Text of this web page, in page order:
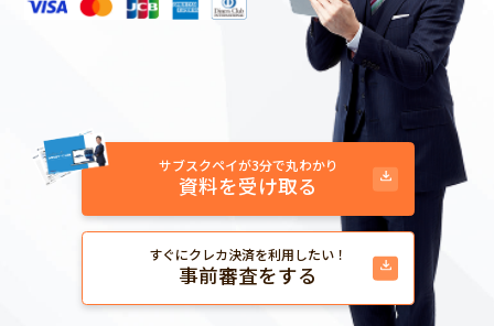
サブスクペイが3分で丸わかり
資料を受け取る
すぐにクレカ決済を利用したい！
事前審査をする